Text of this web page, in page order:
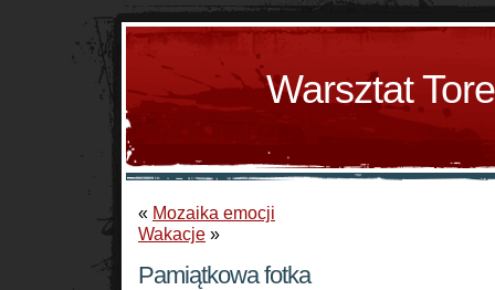
Warsztat
« Mozaika emocji
Wakacje »
Pamiątkowa fotka